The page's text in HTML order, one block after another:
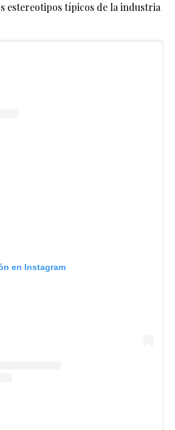
estereotipos típicos de la industria
en Instagram